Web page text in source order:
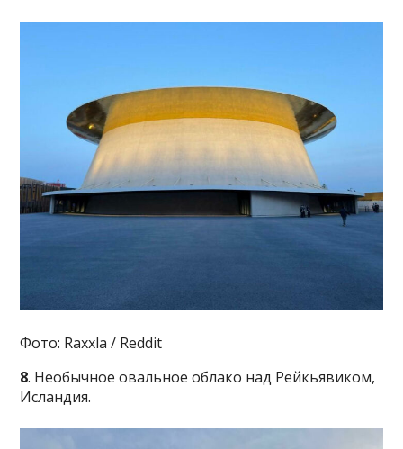
Фото: Raxxla / Reddit
8. Необычное овальное облако над Рейкьявиком,
Исландия.